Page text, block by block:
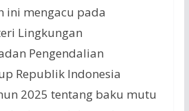
ini mengacu pada
Lingkungan
Pengendalian
Republik Indonesia
2025 tentang baku mutu